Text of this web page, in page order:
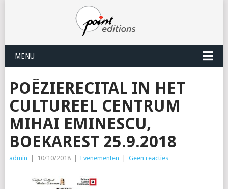
MENU
POËZIERECITAL IN HET
CULTUREEL CENTRUM
MIHAI EMINESCU,
BOEKAREST 25.9.2018
admin 10/10/2018 Evenementen Geen reacties